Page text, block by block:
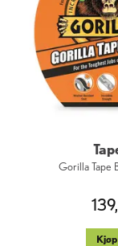
Gorilla Tape
Kjøp